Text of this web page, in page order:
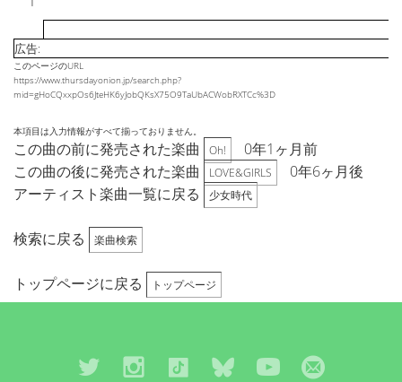
広告:
このページのURL
https://www.thursdayonion.jp/search.php?
mid=gHoCQxxpOs6JteHK6yJobQKsX75O9TaUbACWobRXTCc%3D
本項目は入力情報がすべて揃っておりません。
この曲の前に発売された楽曲 Oh!
0年1ヶ月前
この曲の後に発売された楽曲
LOVE&GIRLS
0年6ヶ月後
アーティスト楽曲一覧に戻る
少女時代
検索に戻る 楽曲検索
トップページに戻る トップページ